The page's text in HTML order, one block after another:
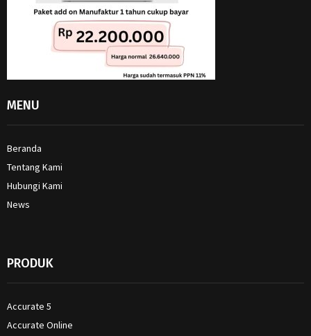
MENU
Beranda
Tentang Kami
Hubungi Kami
News
PRODUK
Accurate 5
Accurate Online